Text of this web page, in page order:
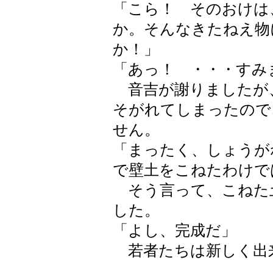
「こら！ そのおけ
か。そんなきたねえ
か！」
「あっ！ ・・・すみ
音吉が謝りましたが
そがれてしまったの
せん。
「まったく、しょう
で壁土をこねたわけ
そう言って、こねた
した。
「よし、完成だ」
若者たちは新しく出